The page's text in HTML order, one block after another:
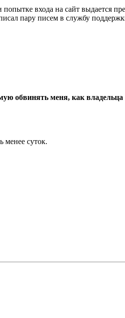
входа на сайт выдается
пару писем в службу
обвинять меня, как
менее суток.